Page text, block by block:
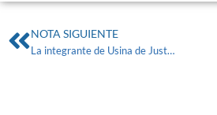
NOTA SIGUIENTE
La integrante de Usina de Justicia, Raquel Slotolow dio su opinión respecto de la baja en la edad de imputabilidad